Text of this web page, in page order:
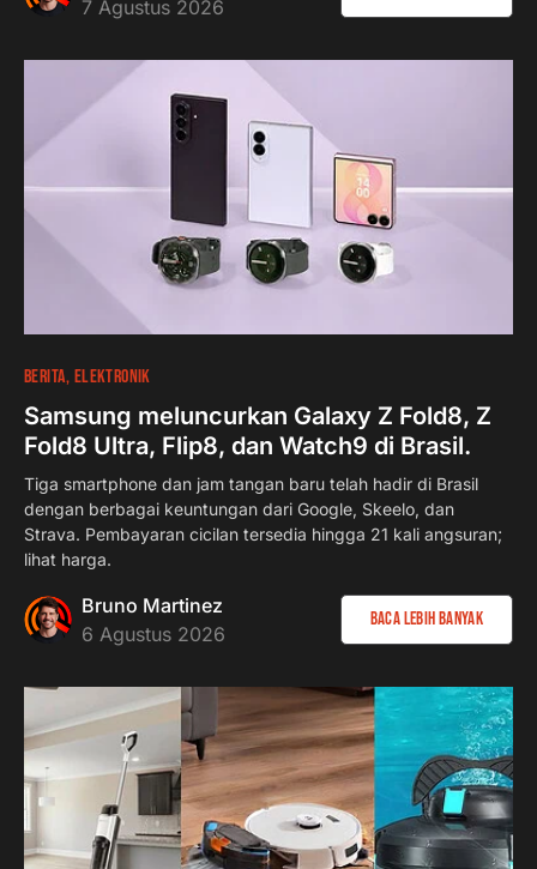
7 Agustus 2026
54
BERITA ELEKTRONIK
Samsung meluncurkan Galaxy Z Fold8, Z
Fold8 Ultra, Flip8, dan Watch9 di Brasil.
Tiga smartphone dan jam tangan baru telah hadir di Brasil
dengan berbagai keuntungan dari Google, Skeelo, dan
Strava. Pembayaran cicilan tersedia hingga 21 kali angsuran;
lihat harga.
Bruno Martinez
6 Agustus 2026
Baca lebih banyak